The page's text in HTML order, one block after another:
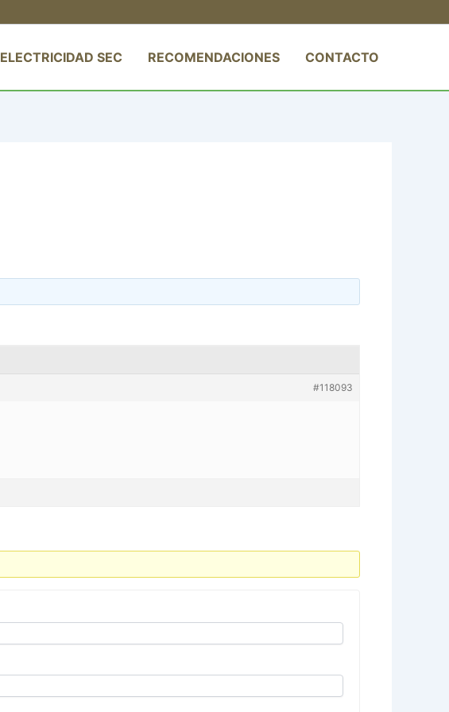
ELECTRICIDAD SEC RECOMENDACIONES CONTACTO
#118093